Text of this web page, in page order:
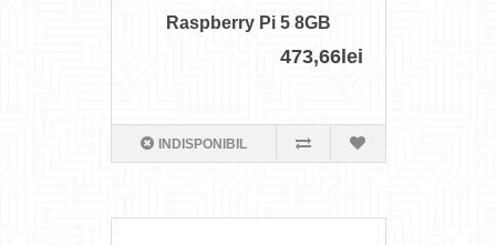
Raspberry Pi 5 8GB
473,66lei
INDISPONIBIL